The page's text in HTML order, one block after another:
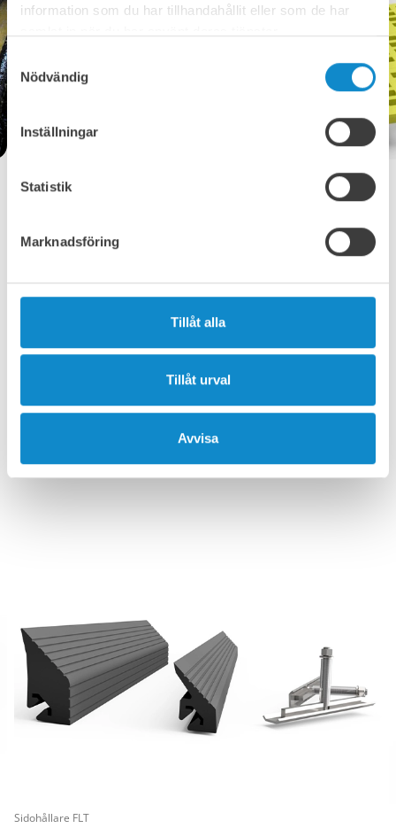
information som du har tillhandahållit eller som de har
Samtyckesval
Nödvändig
Inställningar
Statistik
Marknadsföring
Tillåt alla
Tillåt urval
Avvisa
och uppbackad av en robust stålram, ger exceptionell
vilket optimerar den för våtsiktning.
Den är avsedd för både fin- och medelgrovsiktning.
Den här typen av siktduk har många variabler, inklusive
överlappning, färg och hårdhet, för att passa olika
Sidohållare FLT